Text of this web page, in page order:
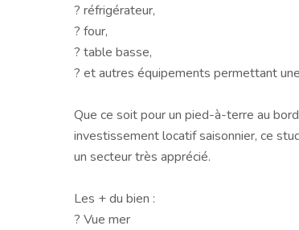
? réfrigérateur,
? four,
? table basse,
? et autres équipements permettant
Que ce soit pour un pied-à-terre au
investissement locatif saisonnier, ce
un secteur très apprécié.
Les + du bien :
? Vue mer